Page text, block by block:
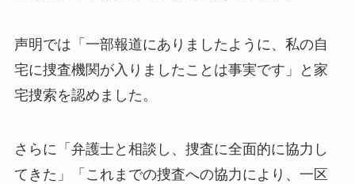
声明では「一部報道にありましたように、私の自
宅に捜査機関が入りましたことは事実です」と家
宅捜索を認めました。
さらに「弁護士と相談し、捜査に全面的に協力し
てきた」「これまでの捜査への協力により、一区